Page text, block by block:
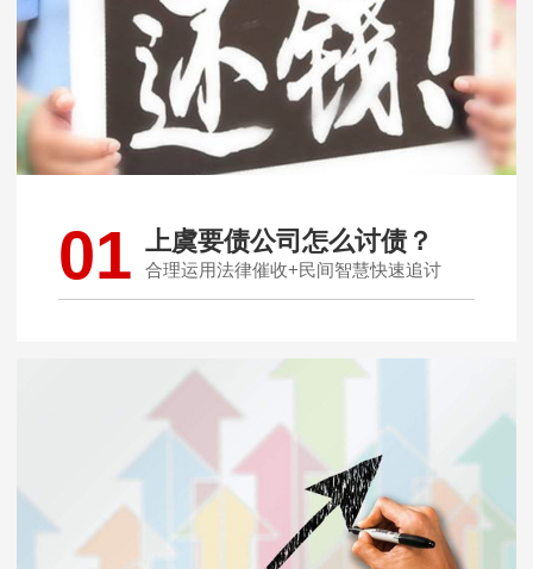
01 上虞要债公司怎么讨债？
合理运用法律催收+民间智慧快速追讨